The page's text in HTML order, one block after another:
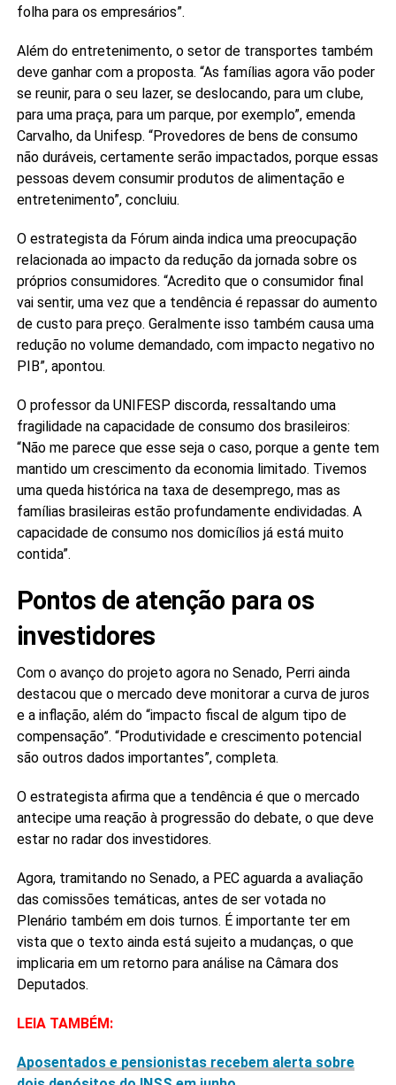
folha para os empresários”.
Além do entretenimento, o setor de transportes também
deve ganhar com a proposta. “As famílias agora vão poder
se reunir, para o seu lazer, se deslocando, para um clube,
para uma praça, para um parque, por exemplo”, emenda
Carvalho, da Unifesp. “Provedores de bens de consumo
não duráveis, certamente serão impactados, porque essas
pessoas devem consumir produtos de alimentação e
entretenimento”, concluiu.
O estrategista da Fórum ainda indica uma preocupação
relacionada ao impacto da redução da jornada sobre os
próprios consumidores. “Acredito que o consumidor final
vai sentir, uma vez que a tendência é repassar do aumento
de custo para preço. Geralmente isso também causa uma
redução no volume demandado, com impacto negativo no
PIB”, apontou.
O professor da UNIFESP discorda, ressaltando uma
fragilidade na capacidade de consumo dos brasileiros:
“Não me parece que esse seja o caso, porque a gente tem
mantido um crescimento da economia limitado. Tivemos
uma queda histórica na taxa de desemprego, mas as
famílias brasileiras estão profundamente endividadas. A
capacidade de consumo nos domicílios já está muito
contida”.
Pontos de atenção para os
investidores
Com o avanço do projeto agora no Senado, Perri ainda
destacou que o mercado deve monitorar a curva de juros
e a inflação, além do “impacto fiscal de algum tipo de
compensação”. “Produtividade e crescimento potencial
são outros dados importantes”, completa.
O estrategista afirma que a tendência é que o mercado
antecipe uma reação à progressão do debate, o que deve
estar no radar dos investidores.
Agora, tramitando no Senado, a PEC aguarda a avaliação
das comissões temáticas, antes de ser votada no
Plenário também em dois turnos. É importante ter em
vista que o texto ainda está sujeito a mudanças, o que
implicaria em um retorno para análise na Câmara dos
Deputados.
LEIA TAMBÉM:
Aposentados e pensionistas recebem alerta sobre